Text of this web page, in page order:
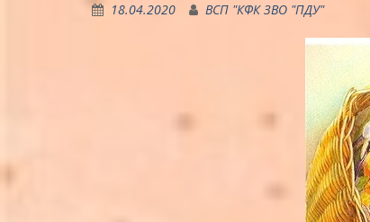
18.04.2020 ВСП "КФК ЗВО "ПДУ"